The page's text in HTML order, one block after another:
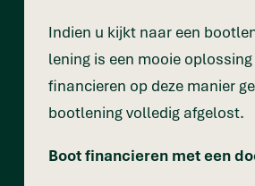
Indien u kijkt naar een
lening is een mooie
financieren op deze manier
bootlening volledig afgelost.
Boot financieren met een